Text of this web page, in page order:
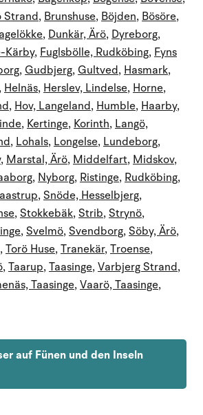
Strand, Brunshuse, Böjden, Bösöre,
, Dunkär, Ärö, Dyreborg,
Kärby, Fuglsbölle, Rudköbing, Fyns
, Gudbjerg, Gultved, Hasmark,
, Helnäs, Herslev, Lindelse, Horne,
, Hov, Langeland, Humble, Haarby,
, Kertinge, Korinth, Langö,
, Lohals, Longelse, Lundeborg,
, Marstal, Ärö, Middelfart, Midskov,
, Nyborg, Ristinge, Rudköbing,
,Snöde, Hesselbjerg,
,Stokkebäk,Strib,Strynö,
,Svelmö,Svendborg,Söby, Ärö,
,Torö Huse,Tranekär,Troense,
,Taarup,Taasinge,Varbjerg Strand,
Taasinge,Vaarö, Taasinge,
auf Fünen und den Inseln